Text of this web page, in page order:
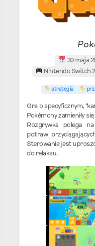
30 maja
Nintendo Switch 2
strategia
Gra o specyficznym,
Pokémony zamieniły
Rozgrywka polega
potraw
Sterowanie jest
do relaksu.